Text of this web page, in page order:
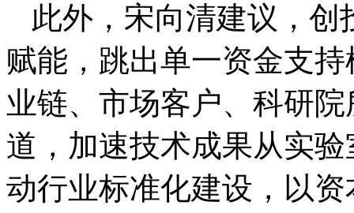
此外，宋向清建议，
赋能，跳出单一资金支
业链、市场客户、科研
道，加速技术成果从实
动行业标准化建设，以